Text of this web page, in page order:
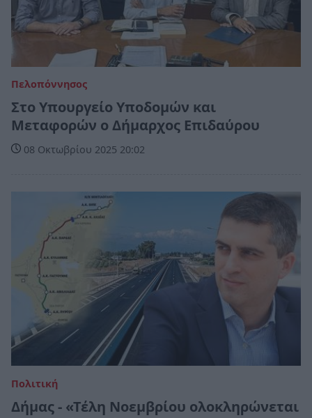
Πελοπόννησος
Στο Υπουργείο Υποδομών και
Μεταφορών ο Δήμαρχος Επιδαύρου
08 Οκτωβρίου 2025 20:02
Πολιτική
Δήμας - «Τέλη Νοεμβρίου ολοκληρώνεται